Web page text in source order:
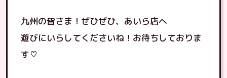
九州の皆さま！ぜひぜひ、あいら店へ
遊びにいらしてくださいね！お待ちしておりま
す♡